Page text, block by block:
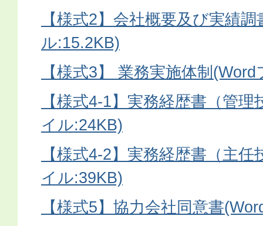
【様式2】会社概要及び実績
ル:15.2KB)
【様式3】 業務実施体制
【様式4-1】実務経歴書（管
イル:24KB)
【様式4-2】実務経歴書（主
イル:39KB)
【様式5】協力会社同意書